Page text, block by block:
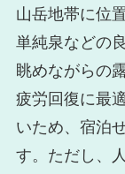
山岳地帯に位
単純泉などの
眺めながらの
疲労回復に最
いため、宿泊
す。ただし、